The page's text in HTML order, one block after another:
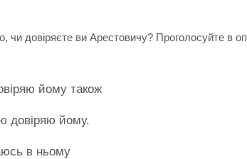
чи довіряєте ви Арестовичу? Проголосуйте в
йому також
довіряю йому.
в ньому